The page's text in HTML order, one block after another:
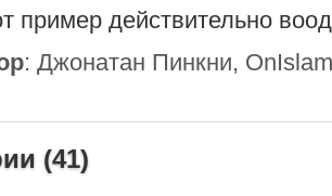
пример действительно
: Джонатан Пинкни,
(41)